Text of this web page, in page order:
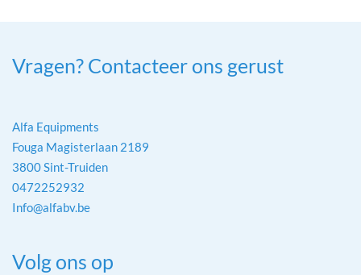
Vragen? Contacteer ons gerust
Alfa Equipments
Fouga Magisterlaan 2189
3800 Sint-Truiden
0472252932
Info@alfabv.be
Volg ons op